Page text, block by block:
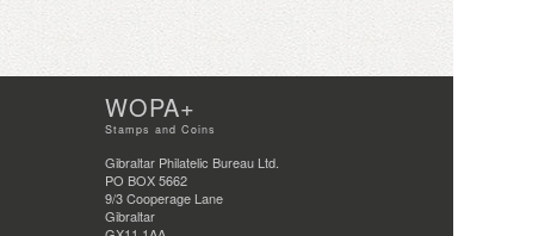
WOPA+
Stamps and Coins
Gibraltar Philatelic Bureau Ltd.
PO BOX 5662
9/3 Cooperage Lane
Gibraltar